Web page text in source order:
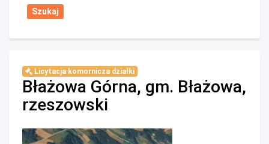
Licytacja komornicza działki
Błażowa Górna, gm. Błażowa,
rzeszowski